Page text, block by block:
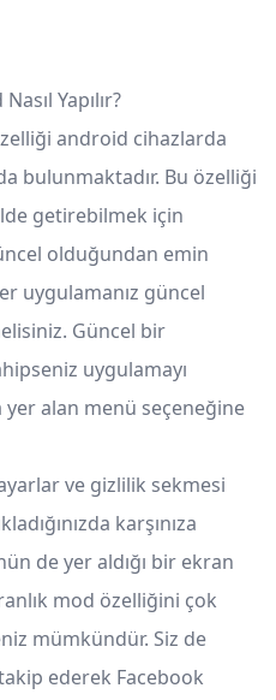
Yapılır?
android cihazlarda
bulunmaktadır. Bu özelliği
getirebilmek için
olduğundan emin
uygulamanız güncel
Güncel bir
uygulamayı
yer alan menü seçeneğine
ve gizlilik sekmesi
karşınıza
de yer aldığı bir ekran
mod özelliğini çok
mümkündür. Siz de
ederek Facebook